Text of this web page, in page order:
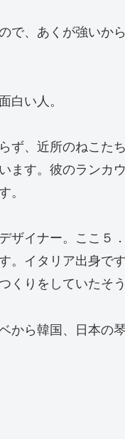
で、あくが強いか
白い人。
ず、近所のねこた
ます。彼のランカ
。
ザイナー。ここ５
。イタリア出身で
くりをしていたそう
から韓国、日本の